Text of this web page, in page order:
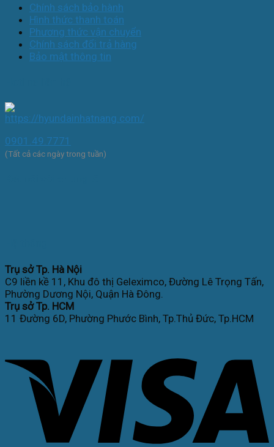
Chính sách bảo hành
Hình thức thanh toán
Phương thức vận chuyển
Chính sách đổi trả hàng
Bảo mật thông tin
0901.49.7771
(Tất cả các ngày trong tuần)
Trụ sở Tp. Hà Nội
C9 liền kề 11, Khu đô thị Geleximco, Đường Lê Trọng Tấn,
Phường Dương Nội, Quận Hà Đông.
Trụ sở Tp. HCM
11 Đường 6D, Phường Phước Bình, Tp.Thủ Đức, Tp.HCM